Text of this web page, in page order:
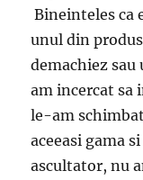
Bineinteles ca
unul din
demachiez sau
am incercat sa
le-am
aceeasi gama
ascultator, nu